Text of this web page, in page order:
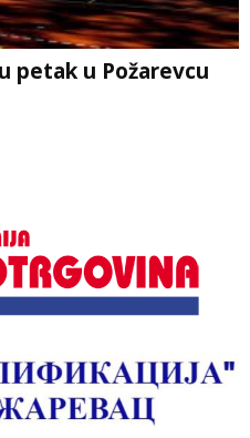
petak u Požarevcu